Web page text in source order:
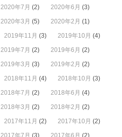
2020年7月 (2) 2020年6月 (3)
2020年3月 (5) 2020年2月 (1)
2019年11月 (3) 2019年10月 (4)
2019年7月 (2) 2019年6月 (2)
2019年3月 (3) 2019年2月 (2)
2018年11月 (4) 2018年10月 (3)
2018年7月 (2) 2018年6月 (4)
2018年3月 (2) 2018年2月 (2)
2017年11月 (2) 2017年10月 (2)
2017年7月 (3) 2017年6月 (2)